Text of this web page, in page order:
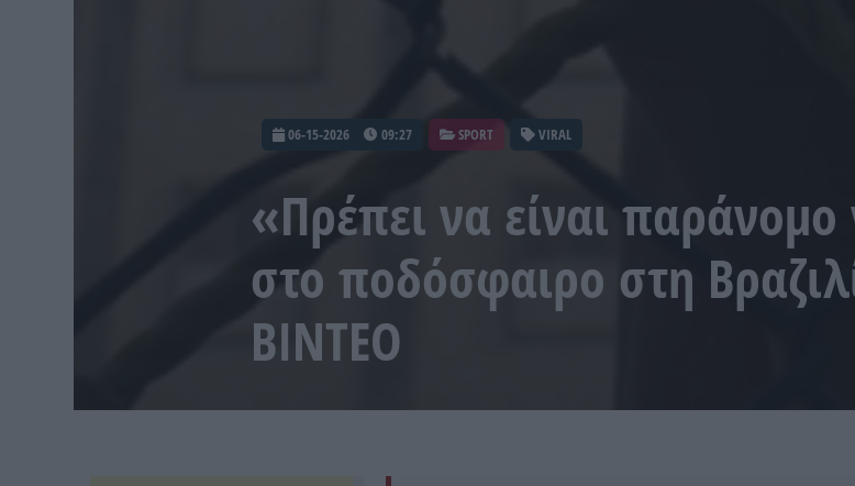
06-15-2026 09:27 SPORT VIRAL
«Πρέπει να είναι παράνομο
στο ποδόσφαιρο στη
ΒΙΝΤΕΟ